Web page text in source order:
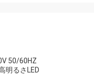
50/60HZ
明るさLED